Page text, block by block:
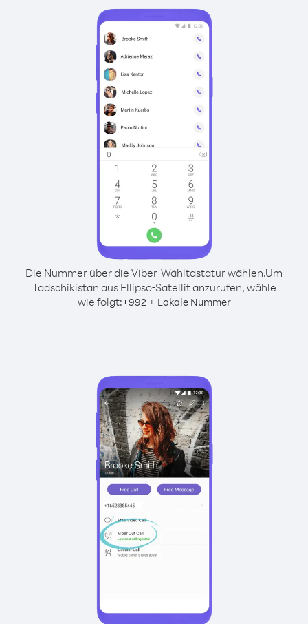
Die Nummer über die Viber-Wähltastatur wählen.Um
Tadschikistan aus Ellipso-Satellit anzurufen, wähle
wie folgt:+992+ Lokale Nummer